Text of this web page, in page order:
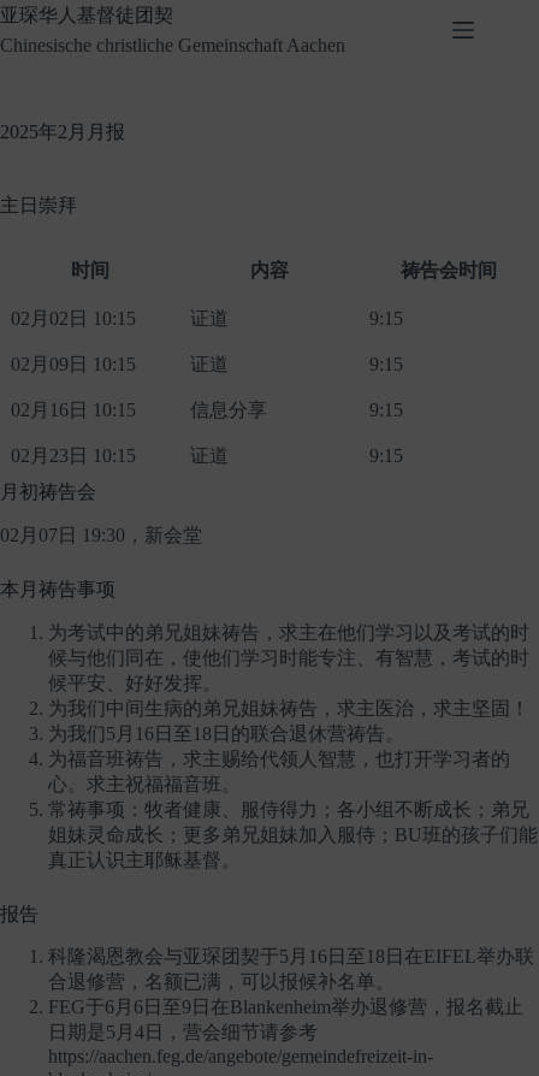
Skip
content
亚琛华人基督徒团契
Chinesische christliche Gemeinschaft Aachen
2025年2月月报
主日崇拜
时间 内容 祷告会时间
02月02日 10:15 证道 9:15
02月09日 10:15 证道 9:15
02月16日 10:15 信息分享 9:15
02月23日 10:15 证道
9:15
月初祷告会
02月07日 19:30，新会堂
本月祷告事项
为考试中的弟兄姐妹祷告，求主在他们学习以及考试的时
候与他们同在，使他们学习时能专注、有智慧，考试的时
候平安、好好发挥。
为我们中间生病的弟兄姐妹祷告，求主医治，求主坚固！
为我们5月16日至18日的联合退休营祷告。
为福音班祷告，求主赐给代领人智慧，也打开学习者的
心。求主祝福福音班。
常祷事项：牧者健康、服侍得力；各小组不断成长；弟兄
姐妹灵命成长；更多弟兄姐妹加入服侍；BU班的孩子们能
真正认识主耶稣基督。
报告
科隆渴恩教会与亚琛团契于5月16日至18日在EIFEL举办联
合退修营，名额已满，可以报候补名单。
FEG于6月6日至9日在Blankenheim举办退修营，报名截止
日期是5月4日，营会细节请参考
https://aachen.feg.de/angebote/gemeindefreizeit-in-